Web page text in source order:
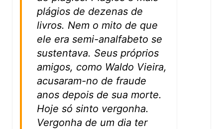
plágios de dezenas de
livros. Nem o mito de que
ele era semi-analfabeto se
sustentava. Seus próprios
amigos, como Waldo Vieira,
acusaram-no de fraude
anos depois de sua morte.
Hoje só sinto vergonha.
Vergonha de um dia ter